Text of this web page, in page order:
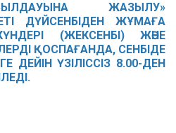
ЖАЗЫЛУ»
ДҮЙСЕНБІДЕН ЖҰМАҒА
(ЖЕКСЕНБІ) ЖӘНЕ
ҚОСПАҒАНДА, СЕНБІДЕ
ДЕЙІН ҮЗІЛІССІЗ 8.00-ДЕН